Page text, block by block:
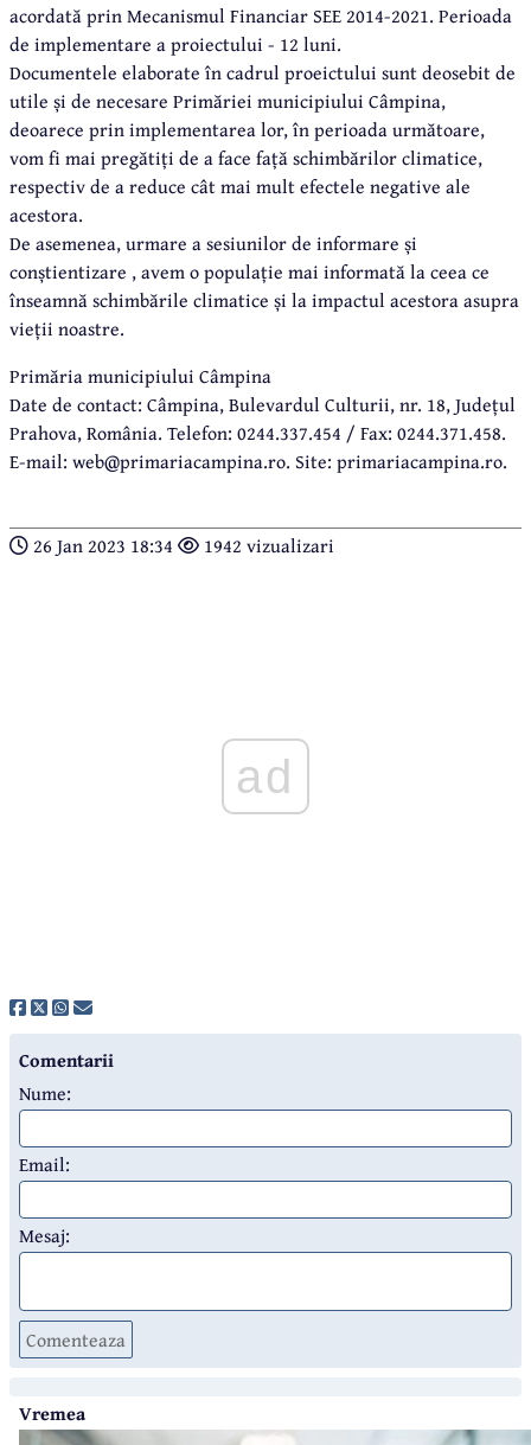
acordată prin Mecanismul Financiar SEE 2014-2021. Perioada
de implementare a proiectului - 12 luni.
Documentele elaborate în cadrul proeictului sunt deosebit de
utile și de necesare Primăriei municipiului Câmpina,
deoarece prin implementarea lor, în perioada următoare,
vom fi mai pregătiți de a face față schimbărilor climatice,
respectiv de a reduce cât mai mult efectele negative ale
acestora.
De asemenea, urmare a sesiunilor de informare și
conștientizare , avem o populație mai informată la ceea ce
înseamnă schimbările climatice și la impactul acestora asupra
vieții noastre.
Primăria municipiului Câmpina
Date de contact: Câmpina, Bulevardul Culturii, nr. 18, Județul
Prahova, România. Telefon: 0244.337.454 / Fax: 0244.371.458.
E-mail: web@primariacampina.ro. Site: primariacampina.ro.
26 Jan 2023 18:34 1942 vizualizari
ad
Comentarii
Nume:
Email:
Mesaj:
Comenteaza
Vremea